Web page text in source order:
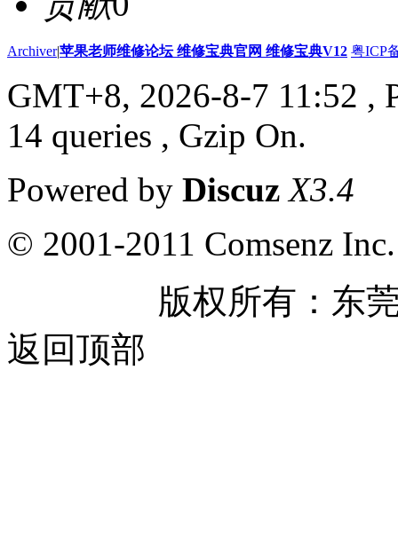
Archiver|苹果老师维修论坛 维修宝典官网 维修宝典V12 粤ICP
GMT+8, 2026-8-7 11:52 ,
14 queries , Gzip On.
Powered by Discuz X3.4
© 2001-2011 Comsenz Inc.
版权所有：东
返回顶部